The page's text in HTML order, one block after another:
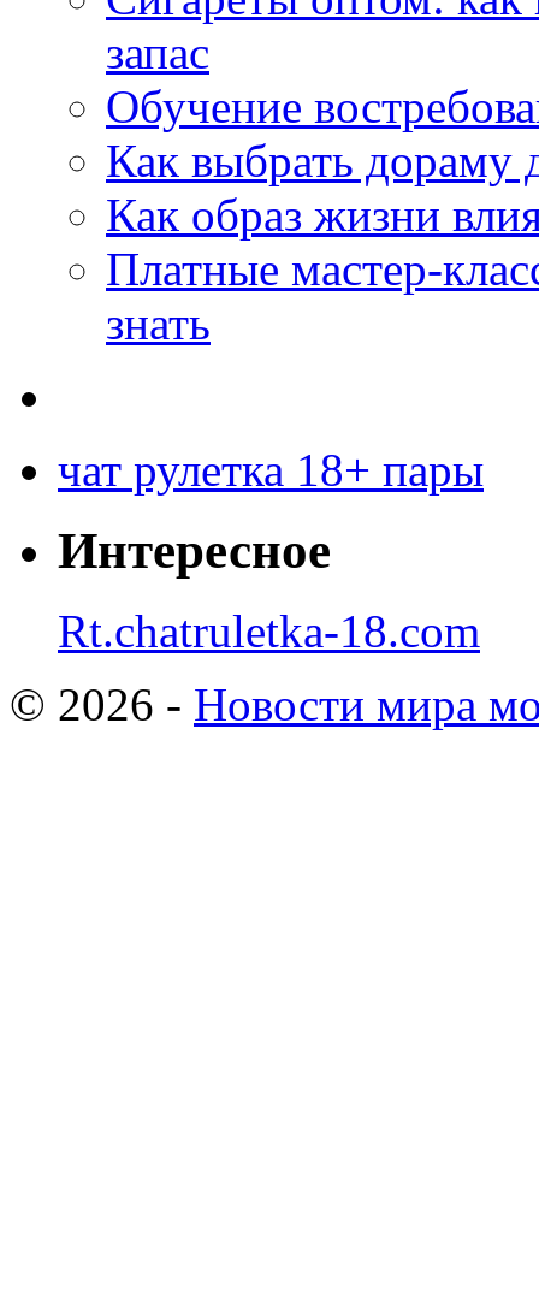
запас
Обучение
Как выбрать дораму
Как образ жизни
Платные мастер-
знать
чат рулетка 18+ пары
Интересное
Rt.chatruletka-18.com
© 2026 - Новости мира